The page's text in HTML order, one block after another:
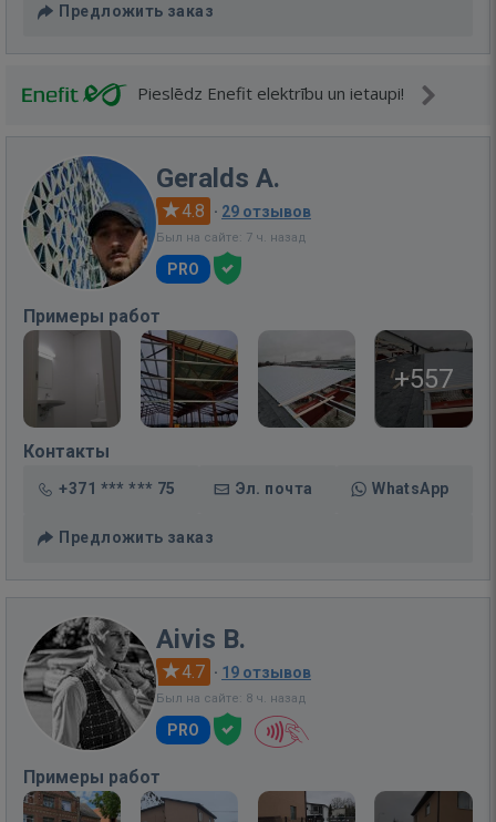
Предложить заказ
Pieslēdz Enefit elektrību un ietaupi!
Geralds A.
4.8 · 29 отзывов
Был на сайте: 7 ч. назад
PRO
Примеры работ
+557
Контакты
+371 *** *** 75 Эл. почта WhatsApp
Предложить заказ
Aivis B.
4.7 · 19 отзывов
Был на сайте: 8 ч. назад
PRO
Примеры работ